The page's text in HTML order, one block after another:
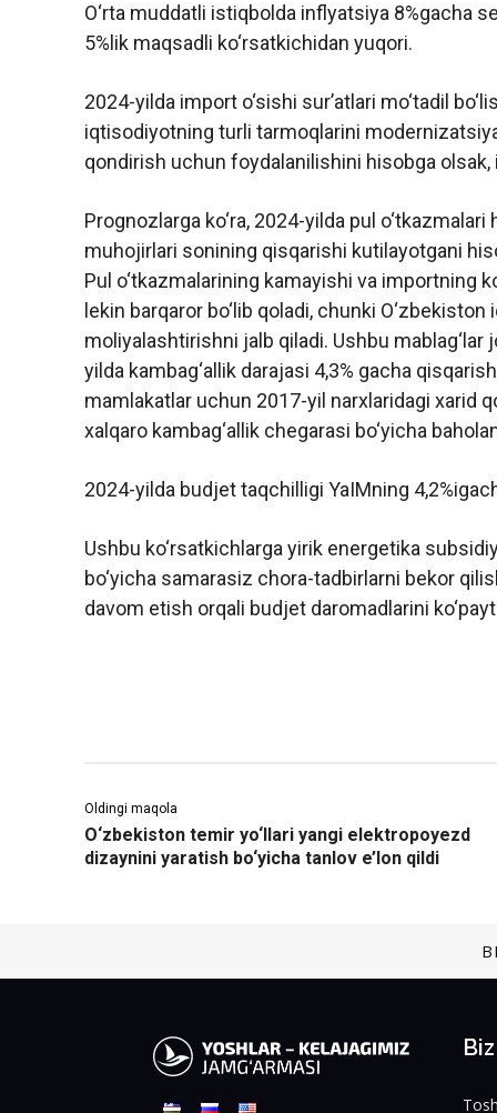
O‘rta muddatli istiqbolda inflyatsiya 8%gacha
5%lik maqsadli ko‘rsatkichidan yuqori.
2024-yilda import o‘sishi sur’atlari mo‘tadil
iqtisodiyotning turli tarmoqlarini
qondirish uchun foydalanilishini hisobga olsak,
Prognozlarga ko‘ra, 2024-yilda pul
muhojirlari sonining qisqarishi kutilayotgani
Pul o‘tkazmalarining kamayishi va importning
lekin barqaror bo‘lib qoladi, chunki
moliyalashtirishni jalb qiladi. Ushbu
yilda kambag‘allik darajasi 4,3% gacha
mamlakatlar uchun 2017-yil narxlaridagi xarid
xalqaro kambag‘allik chegarasi bo‘yicha
2024-yilda budjet taqchilligi YaIMning
Ushbu ko‘rsatkichlarga yirik energetika
bo‘yicha samarasiz chora-tadbirlarni bekor
davom etish orqali budjet daromadlarini
Oldingi maqola
O‘zbekiston temir yo‘llari yangi elektropoyezd
dizaynini yaratish bo‘yicha tanlov e’lon qildi